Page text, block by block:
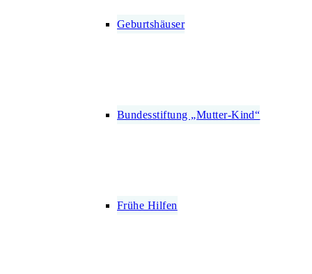
Geburtshäuser
Bundesstiftung „Mutter-Kind“
Frühe Hilfen